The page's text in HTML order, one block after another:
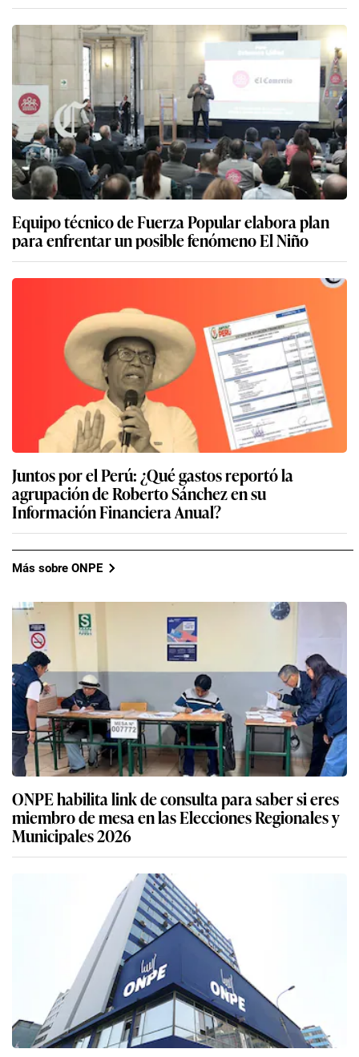
Equipo técnico de Fuerza Popular elabora plan
para enfrentar un posible fenómeno El Niño
Juntos por el Perú: ¿Qué gastos reportó la
agrupación de Roberto Sánchez en su
Información Financiera Anual?
Más sobre ONPE
ONPE habilita link de consulta para saber si eres
miembro de mesa en las Elecciones Regionales y
Municipales 2026